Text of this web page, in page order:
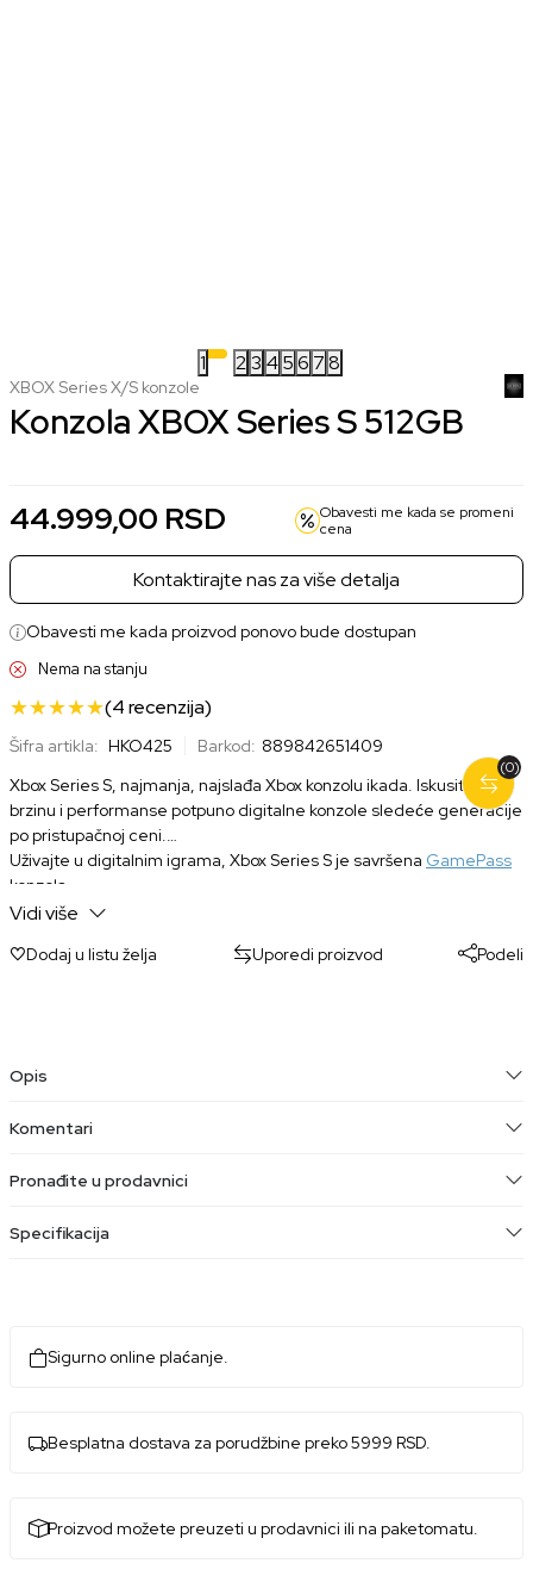
1 23 456 78
XBOX Series X/S konzole
Konzola XBOX Series S 512GB
44.999,00 RSD
Obavesti me kada se promeni
cena
Kontaktirajte nas za više detalja
Obavesti me kada proizvod ponovo bude dostupan
Nema na stanju
(4recenzija)
Šifra artikla: HKO425 Barkod: 889842651409
Xbox Series S, najmanja, najslađa Xbox konzolu ikada. Iskusite
brzinu i performanse potpuno digitalne konzole sledeće generacije
po pristupačnoj ceni.
Uživajte u digitalnim igrama, Xbox Series S je savršena GamePass
konzola.
Poseduje brzi SSD uređaj sa 512GB kapaciteta, ray-tracing
performanse omogućuju momentalno učitavanje igara, lako
Vidi više
Dodaj u listu želja Uporedi proizvod Podeli
(0)
Opis
Komentari
Pronađite u prodavnici
Specifikacija
Sigurno online plaćanje.
Besplatna dostava za porudžbine preko 5999 RSD.
Proizvod možete preuzeti u prodavnici ili na paketomatu.